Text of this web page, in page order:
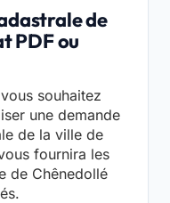
de
PDF ou
souhaitez
une demande
de la ville de
fournira les
de Chênedollé